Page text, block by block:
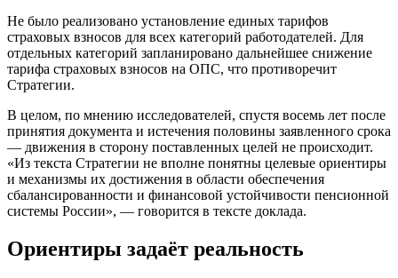
Не было реализовано установление единых тарифов
страховых взносов для всех категорий работодателей. Для
отдельных категорий запланировано дальнейшее снижение
тарифа страховых взносов на ОПС, что противоречит
Стратегии.
В целом, по мнению исследователей, спустя восемь лет после
принятия документа и истечения половины заявленного срока
— движения в сторону поставленных целей не происходит.
«Из текста Стратегии не вполне понятны целевые ориентиры
и механизмы их достижения в области обеспечения
сбалансированности и финансовой устойчивости пенсионной
системы России», — говорится в тексте доклада.
Ориентиры задаёт реальность